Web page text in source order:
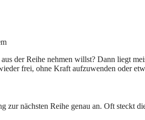
der Reihe nehmen willst? Dann liegt
frei, ohne Kraft aufzuwenden oder
zur nächsten Reihe genau an. Oft steckt